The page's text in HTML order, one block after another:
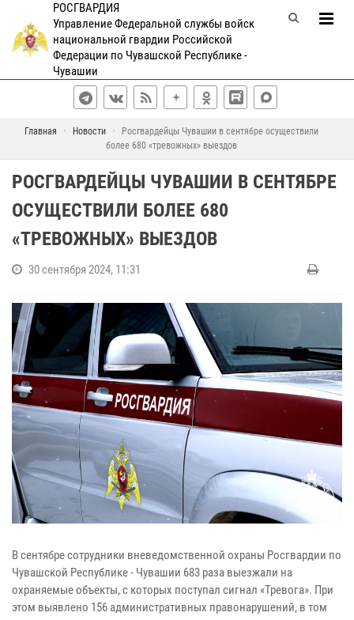
РОСГВАРДИЯ
Управление Федеральной службы войск
национальной гвардии Российской
Федерации по Чувашской Республике -
Чувашии
Главная Новости
Росгвардейцы Чувашии в сентябре осуществили
более 680 «тревожных» выездов
РОСГВАРДЕЙЦЫ ЧУВАШИИ В СЕНТЯБРЕ
ОСУЩЕСТВИЛИ БОЛЕЕ 680
«ТРЕВОЖНЫХ» ВЫЕЗДОВ
30 сентября 2024, 11:31
В сентябре сотрудники вневедомственной охраны Росгвардии по
Чувашской Республике - Чувашии 683 раза выезжали на
охраняемые объекты, с которых поступал сигнал «Тревога». При
этом выявлено 156 административных правонарушений, в том